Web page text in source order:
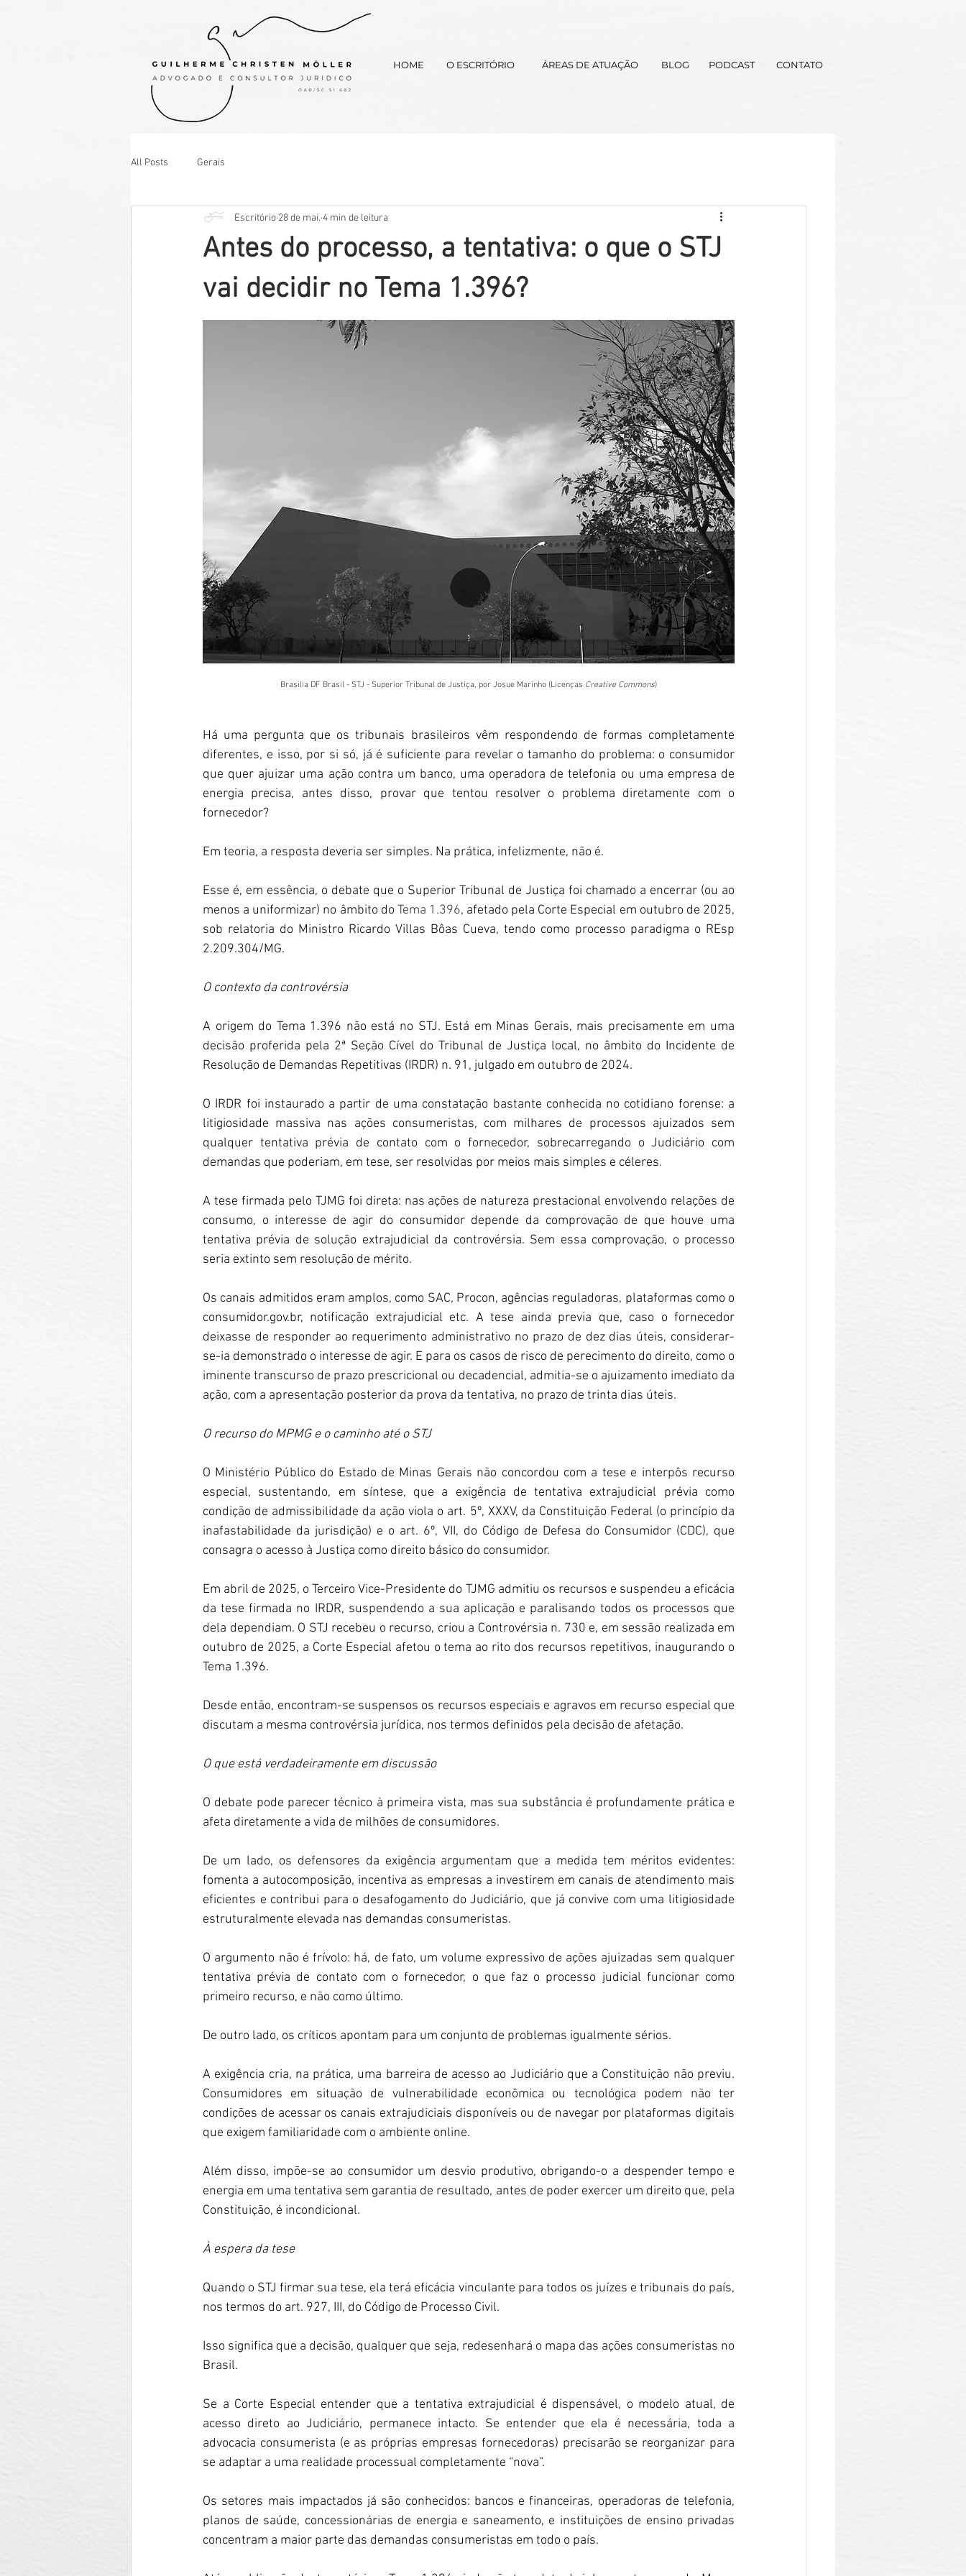
HOME ​O ESCRITÓRIO ​ÁREAS DE ATUAÇÃO BLOG PODCAST CONTATO
All Posts Gerais
Antes do processo, a tentativa: o que o STJ
vai decidir no Tema 1.396?
Escritório 28 de mai. 4 min de leitura
Brasilia DF Brasil - STJ - Superior Tribunal de Justiça, por Josue Marinho (Licenças Creative Commons)
Há uma pergunta que os tribunais brasileiros vêm respondendo de formas completamente
diferentes, e isso, por si só, já é suficiente para revelar o tamanho do problema: o consumidor
que quer ajuizar uma ação contra um banco, uma operadora de telefonia ou uma empresa de
energia precisa, antes disso, provar que tentou resolver o problema diretamente com o
fornecedor?
Em teoria, a resposta deveria ser simples. Na prática, infelizmente, não é.
Esse é, em essência, o debate que o Superior Tribunal de Justiça foi chamado a encerrar (ou ao
menos a uniformizar) no âmbito do Tema 1.396, afetado pela Corte Especial em outubro de 2025,
sob relatoria do Ministro Ricardo Villas Bôas Cueva, tendo como processo paradigma o REsp
2.209.304/MG.
O contexto da controvérsia
A origem do Tema 1.396 não está no STJ. Está em Minas Gerais, mais precisamente em uma
decisão proferida pela 2ª Seção Cível do Tribunal de Justiça local, no âmbito do Incidente de
Resolução de Demandas Repetitivas (IRDR) n. 91, julgado em outubro de 2024.
O IRDR foi instaurado a partir de uma constatação bastante conhecida no cotidiano forense: a
litigiosidade massiva nas ações consumeristas, com milhares de processos ajuizados sem
qualquer tentativa prévia de contato com o fornecedor, sobrecarregando o Judiciário com
demandas que poderiam, em tese, ser resolvidas por meios mais simples e céleres.
A tese firmada pelo TJMG foi direta: nas ações de natureza prestacional envolvendo relações de
consumo, o interesse de agir do consumidor depende da comprovação de que houve uma
tentativa prévia de solução extrajudicial da controvérsia. Sem essa comprovação, o processo
seria extinto sem resolução de mérito.
consumidor.gov.br, notificação extrajudicial etc. A tese ainda previa que, caso o fornecedor
deixasse de responder ao requerimento administrativo no prazo de dez dias úteis, considerar-
se-ia demonstrado o interesse de agir. E para os casos de risco de perecimento do direito, como o
iminente transcurso de prazo prescricional ou decadencial, admitia-se o ajuizamento imediato da
ação, com a apresentação posterior da prova da tentativa, no prazo de trinta dias úteis.
O recurso do MPMG e o caminho até o STJ
O Ministério Público do Estado de Minas Gerais não concordou com a tese e interpôs recurso
especial, sustentando, em síntese, que a exigência de tentativa extrajudicial prévia como
condição de admissibilidade da ação viola o art. 5º, XXXV, da Constituição Federal (o princípio da
inafastabilidade da jurisdição) e o art. 6º, VII, do Código de Defesa do Consumidor (CDC), que
consagra o acesso à Justiça como direito básico do consumidor.
Em abril de 2025, o Terceiro Vice-Presidente do TJMG admitiu os recursos e suspendeu a eficácia
da tese firmada no IRDR, suspendendo a sua aplicação e paralisando todos os processos que
dela dependiam. O STJ recebeu o recurso, criou a Controvérsia n. 730 e, em sessão realizada em
outubro de 2025, a Corte Especial afetou o tema ao rito dos recursos repetitivos, inaugurando o
Tema 1.396.
Desde então, encontram-se suspensos os recursos especiais e agravos em recurso especial que
discutam a mesma controvérsia jurídica, nos termos definidos pela decisão de afetação.
O que está verdadeiramente em discussão
O debate pode parecer técnico à primeira vista, mas sua substância é profundamente prática e
afeta diretamente a vida de milhões de consumidores.
De um lado, os defensores da exigência argumentam que a medida tem méritos evidentes:
fomenta a autocomposição, incentiva as empresas a investirem em canais de atendimento mais
eficientes e contribui para o desafogamento do Judiciário, que já convive com uma litigiosidade
estruturalmente elevada nas demandas consumeristas.
O argumento não é frívolo: há, de fato, um volume expressivo de ações ajuizadas sem qualquer
tentativa prévia de contato com o fornecedor, o que faz o processo judicial funcionar como
primeiro recurso, e não como último.
De outro lado, os críticos apontam para um conjunto de problemas igualmente sérios.
A exigência cria, na prática, uma barreira de acesso ao Judiciário que a Constituição não previu.
Consumidores em situação de vulnerabilidade econômica ou tecnológica podem não ter
condições de acessar os canais extrajudiciais disponíveis ou de navegar por plataformas digitais
que exigem familiaridade com o ambiente online.
Além disso, impõe-se ao consumidor um desvio produtivo, obrigando-o a despender tempo e
energia em uma tentativa sem garantia de resultado, antes de poder exercer um direito que, pela
Constituição, é incondicional.
À espera da tese
Quando o STJ firmar sua tese, ela terá eficácia vinculante para todos os juízes e tribunais do país,
nos termos do art. 927, III, do Código de Processo Civil.
Isso significa que a decisão, qualquer que seja, redesenhará o mapa das ações consumeristas no
Brasil.
Se a Corte Especial entender que a tentativa extrajudicial é dispensável, o modelo atual, de
acesso direto ao Judiciário, permanece intacto. Se entender que ela é necessária, toda a
advocacia consumerista (e as próprias empresas fornecedoras) precisarão se reorganizar para
se adaptar a uma realidade processual completamente “nova”.
Os setores mais impactados já são conhecidos: bancos e financeiras, operadoras de telefonia,
planos de saúde, concessionárias de energia e saneamento, e instituições de ensino privadas
concentram a maior parte das demandas consumeristas em todo o país.